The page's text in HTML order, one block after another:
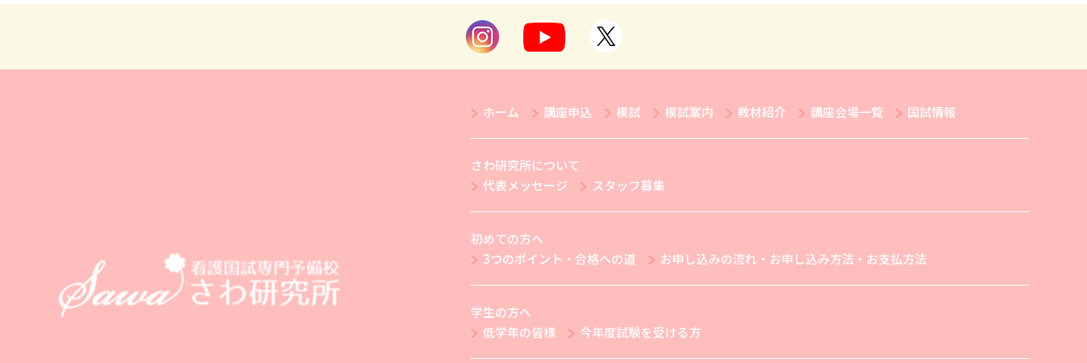
ホーム 講座申込 模試 模試案内 教材紹介 講座会場一覧 国試情報
さわ研究所について
代表メッセージ
スタッフ募集
初めての方へ
3つのポイント・合格への道
お申し込みの流れ・お申し込み方法・お支払方法
学生の方へ
低学年の皆様
今年度試験を受ける方